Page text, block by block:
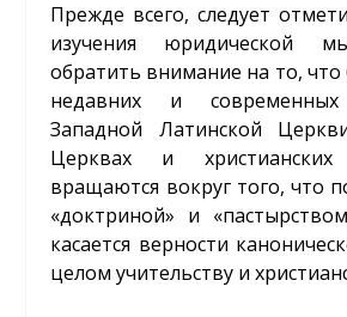
Прежде всего, следует
изучения юридической
обратить внимание на то, что
недавних и
Западной Латинской
Церквах и христианских
вращаются вокруг того, что
«доктриной» и
касается верности
целом учительству и